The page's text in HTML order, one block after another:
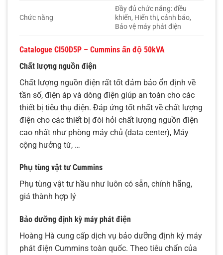
Chức năng
Đầy đủ chức năng: điều
khiển, Hiển thị, cảnh báo,
Bảo vệ máy phát điện
Catalogue CI50D5P – Cummins ấn độ 50kVA
Chất lượng nguồn điện
Chất lượng nguồn điện rất tốt đảm bảo ổn định về
tần số, điện áp và dòng điện giúp an toàn cho các
thiết bị tiêu thụ điện. Đáp ứng tốt nhất về chất lượng
điện cho các thiết bị đòi hỏi chất lượng nguồn điện
cao nhất như phòng máy chủ (data center), Máy
cộng hưởng từ, …
Phụ tùng vật tư Cummins
Phụ tùng vật tư hầu như luôn có sẵn, chính hãng,
giá thành hợp lý
Bảo dưỡng định kỳ máy phát điện
Hoàng Hà cung cấp dịch vụ bảo dưỡng định kỳ máy
phát điện Cummins toàn quốc. Theo tiêu chẩn của